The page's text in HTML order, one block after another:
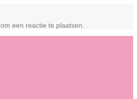
om een reactie te plaatsen.